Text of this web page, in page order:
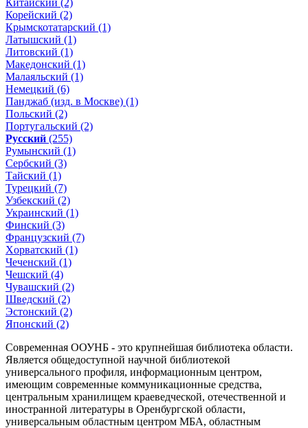
Китайский (2)
Корейский (2)
Крымскотатарский (1)
Латышский (1)
Литовский (1)
Македонский (1)
Малаяльский (1)
Немецкий (6)
Панджаб (изд. в Москве) (1)
Польский (2)
Португальский (2)
Русский (255)
Румынский (1)
Сербский (3)
Тайский (1)
Турецкий (7)
Узбекский (2)
Украинский (1)
Финский (3)
Французский (7)
Xорватский (1)
Чеченский (1)
Чешский (4)
Чувашский (2)
Шведский (2)
Эстонский (2)
Японский (2)
Современная ООУНБ - это крупнейшая библиотека области.
Является общедоступной научной библиотекой
универсального профиля, информационным центром,
имеющим современные коммуникационные средства,
центральным хранилищем краеведческой, отечественной и
иностранной литературы в Оренбургской области,
универсальным областным центром МБА, областным